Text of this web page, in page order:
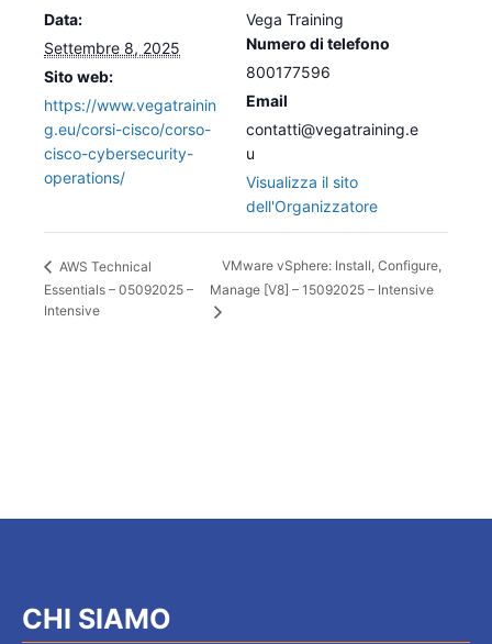
Data:
Settembre 8, 2025
Sito web:
https://www.vegatrainin
g.eu/corsi-cisco/corso-
cisco-cybersecurity-
operations/
Vega Training
Numero di telefono
800177596
Email
contatti@vegatraining.e
u
Visualizza il sito
dell'Organizzatore
AWS Technical
Essentials – 05092025 –
Intensive
VMware vSphere: Install, Configure,
Manage [V8] – 15092025 – Intensive
CHI SIAMO